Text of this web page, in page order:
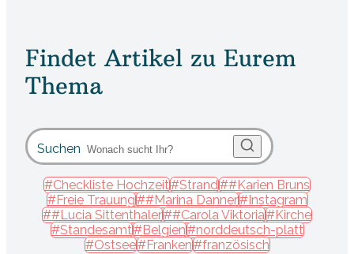
Findet Artikel zu Eurem
Thema
Suchen
#Checkliste Hochzeit#Strand##Karien Bruns
#Freie Trauung##Marina Danner#Instagram
##Lucia Sittenthaler##Carola Viktoria#Kirche
#Standesamt#Belgien#norddeutsch-platt
#Ostsee#Franken#französisch